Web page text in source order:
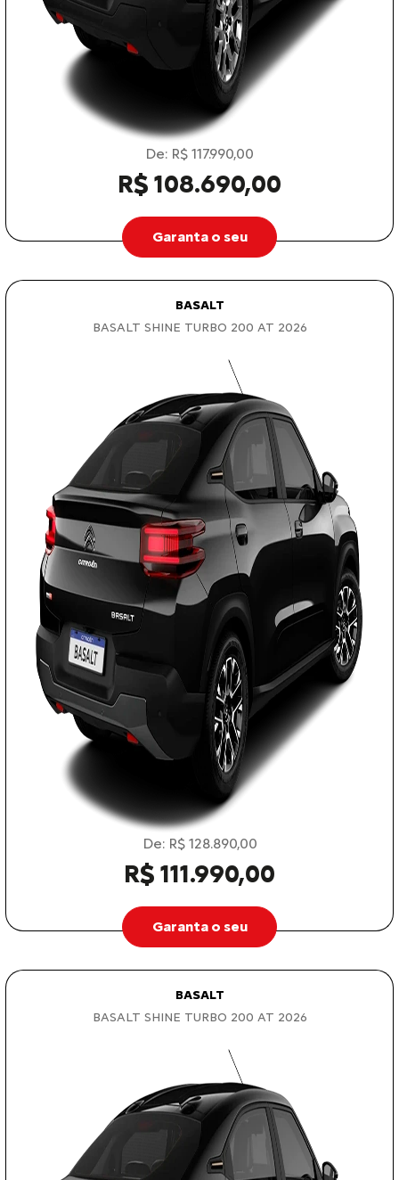
De: R$ 117.990,00
R$ 108.690,00
Garanta o seu
BASALT
BASALT SHINE TURBO 200 AT 2026
De: R$ 128.890,00
R$ 111.990,00
Garanta o seu
BASALT
BASALT SHINE TURBO 200 AT 2026